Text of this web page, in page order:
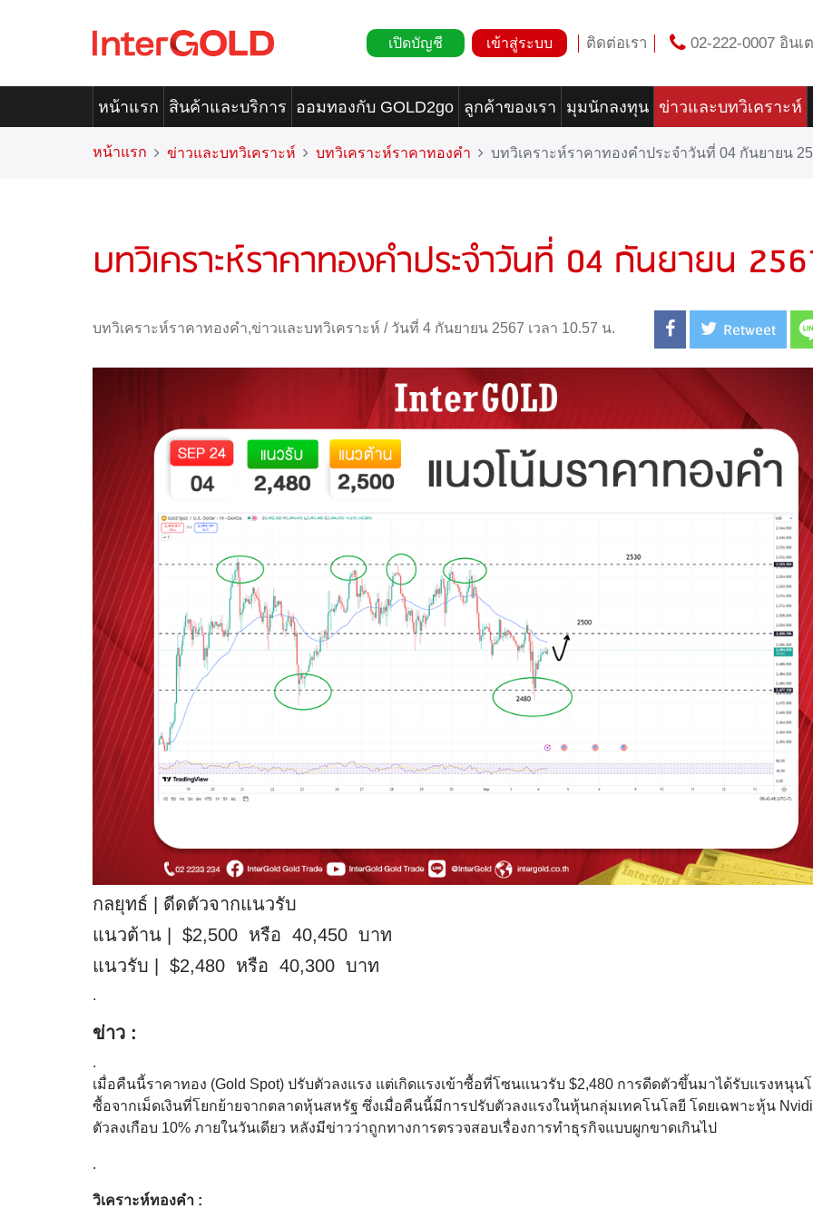
เปิดบัญชี เข้าสู่ระบบ ติดต่อเรา 02-222-0007 อินเ
หน้าแรก สินค้าและบริการ ออมทองกับ GOLD2go ลูกค้าของเรา มุมนักลงทุน ข่าวและบทวิเคราะห์
หน้าแรก ข่าวและบทวิเคราะห์ บทวิเคราะห์ราคาทองคำ บทวิเคราะห์ราคาทองคำประจำวันที่ 04 กันยายน
บทวิเคราะห์ราคาทองคำประจำวันที่ 04 กันยายน
บทวิเคราะห์ราคาทองคำ,ข่าวและบทวิเคราะห์ / วันที่ 4 กันยายน 2567 เวลา 10.57 น. Retweet
กลยุทธ์ | ดีดตัวจากแนวรับ
แนวต้าน | $2,500 หรือ 40,450 บาท
แนวรับ | $2,480 หรือ 40,300 บาท
.
ข่าว :
.
เมื่อคืนนี้ราคาทอง (Gold Spot) ปรับตัวลงแรง แต่เกิดแรงเข้าซื้อที่โซนแนวรับ $2,480 การดีดตัวขึ้นมาได้รับแรงหนุน
ซื้อจากเม็ดเงินที่โยกย้ายจากตลาดหุ้นสหรัฐ ซึ่งเมื่อคืนนี้มีการปรับตัวลงแรงในหุ้นกลุ่มเทคโนโลยี โดยเฉพาะหุ้น
ตัวลงเกือบ 10% ภายในวันเดียว หลังมีข่าวว่าถูกทางการตรวจสอบเรื่องการทำธุรกิจแบบผูกขาดเกินไป
.
วิเคราะห์ทองคำ :